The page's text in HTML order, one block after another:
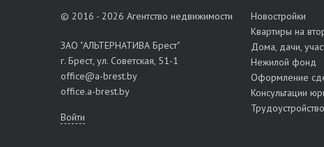
© 2016 - 2026 Агентство недвижимости
ЗАО "АЛЬТЕРНАТИВА Брест"
г. Брест, ул. Советская, 51-1
office@a-brest.by
office.a-brest.by
Войти
Новостройки
Квартиры на
Дома, дачи,
Нежилой фонд
Оформление
Консультации
Трудоустройство